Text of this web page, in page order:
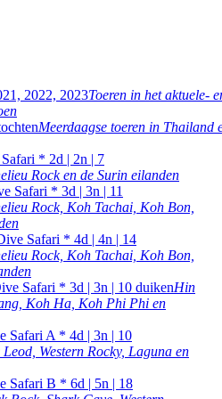
2022, 2023Toeren in het aktuele-
Meerdaagse toeren in Thailand
* 2d | 2n | 7
Rock en de Surin eilanden
Safari * 3d | 3n | 11
Rock, Koh Tachai, Koh Bon,
Safari * 4d | 4n | 14
Rock, Koh Tachai, Koh Bon,
Safari * 3d | 3n | 10 duikenHin
Koh Ha, Koh Phi Phi en
Safari A * 4d | 3n | 10
Leod, Western Rocky, Laguna en
Safari B * 6d | 5n | 18